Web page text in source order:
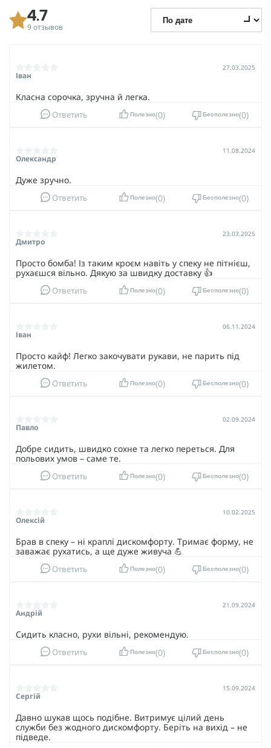
4.7
9 отзывов
Іван
27.03.2025
Класна сорочка, зручна й легка.
Ответить Полезно 0 Бесполезно 0
Олександр
11.08.2024
Дуже зручно.
Ответить Полезно 0 Бесполезно 0
Дмитро
23.03.2025
Просто бомба! Із таким кроєм навіть у спеку не пітнієш,
рухаєшся вільно. Дякую за швидку доставку 👍
Ответить Полезно 0 Бесполезно 0
Іван
06.11.2024
Просто кайф! Легко закочувати рукави, не парить під
жилетом.
Ответить Полезно 0 Бесполезно 0
Павло
02.09.2024
Добре сидить, швидко сохне та легко переться. Для
польових умов – саме те.
Ответить Полезно 0 Бесполезно 0
Олексій
10.02.2025
Брав в спеку – ні краплі дискомфорту. Тримає форму, не
заважає рухатись, а ще дуже живуча 💪
Ответить Полезно 0 Бесполезно 0
Андрій
21.09.2024
Сидить класно, рухи вільні, рекомендую.
Ответить Полезно 0 Бесполезно 0
Сергій
15.09.2024
Давно шукав щось подібне. Витримує цілий день
служби без жодного дискомфорту. Беріть на вихід – не
підведе.